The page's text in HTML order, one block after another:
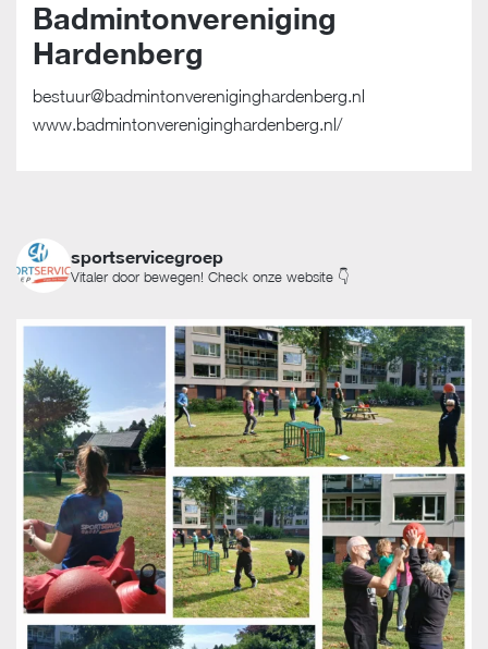
Badmintonvereniging
Hardenberg
bestuur@badmintonvereniginghardenberg.nl
www.badmintonvereniginghardenberg.nl/
sportservicegroep
Vitaler door bewegen! Check onze website 👇